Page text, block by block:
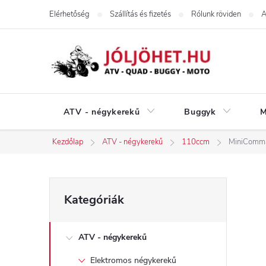
Elérhetőség Szállítás és fizetés Rólunk röviden
ATV - négykerekű Buggyk
Kezdőlap ATV - négykerekű 110ccm
O
l
átugrása
Kategóriák
ATV - négykerekű
Elektromos négykerekű